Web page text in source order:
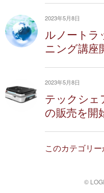
2023年5月8日
ルノートラ
ニング講座
2023年5月8日
テックシェ
の販売を開
このカテゴリ
©